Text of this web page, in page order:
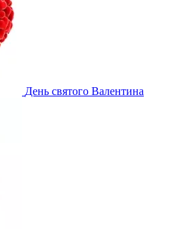
День святого Валентина